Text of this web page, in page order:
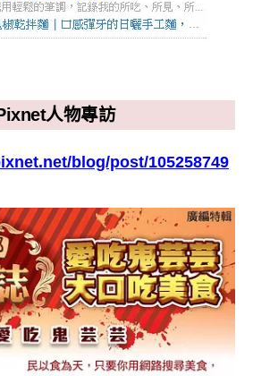
人物專訪
blog/post/105258749